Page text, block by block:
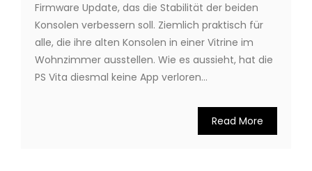
Firmware Update, das die Stabilität der beiden
Konsolen verbessern soll. Ziemlich praktisch für
alle, die ihre alten Konsolen in einer Vitrine im
Wohnzimmer ausstellen. Wie es aussieht, hat die
PS Vita diesmal keine App verloren…
Read More